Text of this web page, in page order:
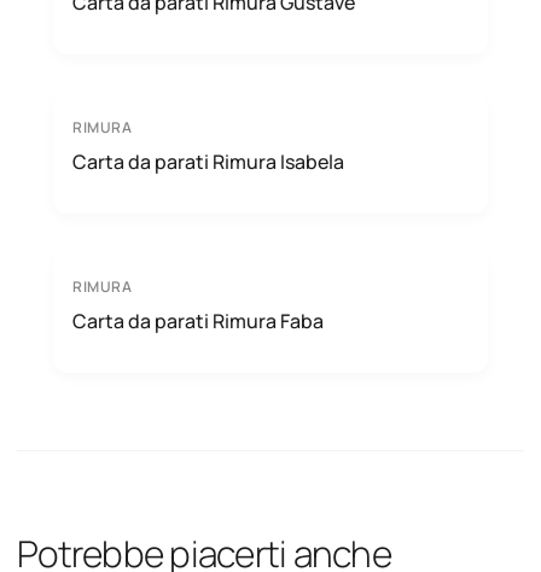
RIMURA
Carta da parati Rimura Isabela
RIMURA
Carta da parati Rimura Faba
Potrebbe piacerti anche